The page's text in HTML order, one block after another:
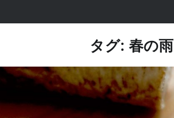
ン
ツ
キ
かまくら七十二
タグ: 春の雨